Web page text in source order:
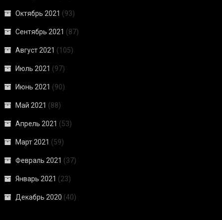
Октябрь 2021 (93)
Сентябрь 2021 (87)
Август 2021 (105)
Июль 2021 (97)
Июнь 2021 (90)
Май 2021 (88)
Апрель 2021 (53)
Март 2021 (59)
Февраль 2021 (37)
Январь 2021 (23)
Декабрь 2020 (40)